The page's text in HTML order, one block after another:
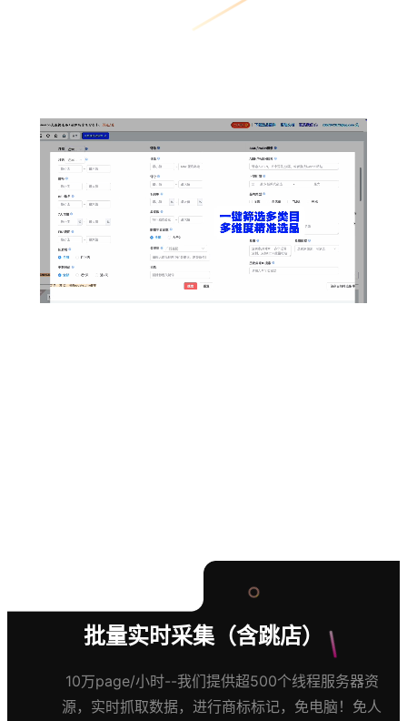
批量实时采集（含跳店）
10万page/小时--我们提供超500个线程服务器资
源，实时抓取数据，进行商标标记，免电脑！免人